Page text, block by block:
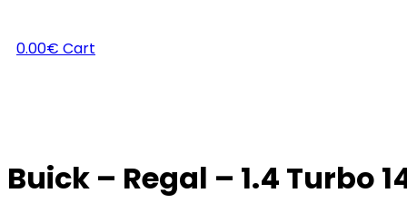
0.00€ Cart
Buick – Regal – 1.4 Turbo